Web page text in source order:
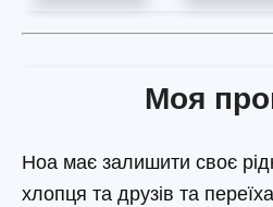
Моя
Ноа має залишити своє
хлопця та друзів та